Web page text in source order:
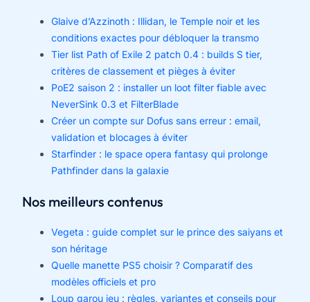
Glaive d’Azzinoth : Illidan, le Temple noir et les
conditions exactes pour débloquer la transmo
Tier list Path of Exile 2 patch 0.4 : builds S tier,
critères de classement et pièges à éviter
PoE2 saison 2 : installer un loot filter fiable avec
NeverSink 0.3 et FilterBlade
Créer un compte sur Dofus sans erreur : email,
validation et blocages à éviter
Starfinder : le space opera fantasy qui prolonge
Pathfinder dans la galaxie
Nos meilleurs contenus
Vegeta : guide complet sur le prince des saiyans et
son héritage
Quelle manette PS5 choisir ? Comparatif des
modèles officiels et pro
Loup garou jeu : règles, variantes et conseils pour